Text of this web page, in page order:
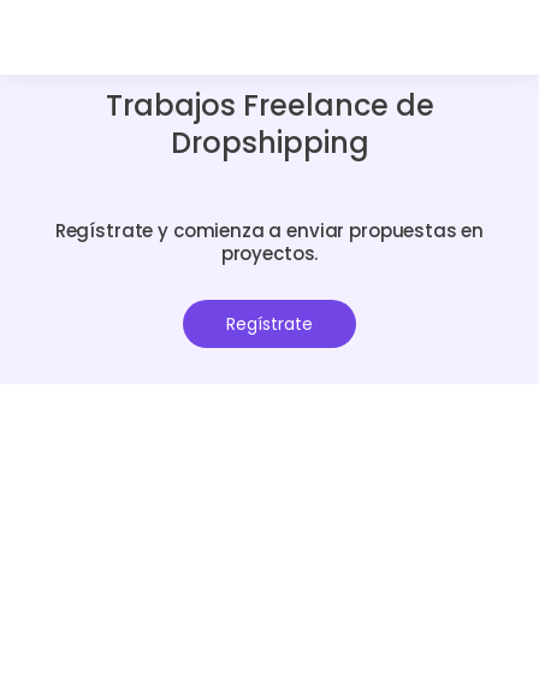
Trabajos Freelance de
Dropshipping
Regístrate y comienza a enviar propuestas en
proyectos.
Regístrate